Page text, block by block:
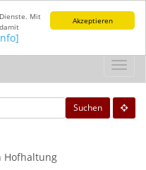
Akzeptieren
Mit
Suchen
Hofhaltung